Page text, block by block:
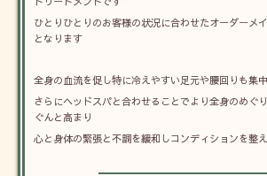
ひとりひとりのお客様の状況に合わせたオーダーメ
となります
全身の血流を促し特に冷えやすい足元や腰回りも集
さらにヘッドスパと合わせることでより全身のめぐ
ぐんと高まり
心と身体の緊張と不調を緩和しコンディションを整え